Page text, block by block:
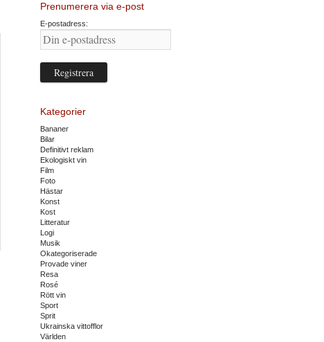
Prenumerera via e-post
E-postadress:
Kategorier
Bananer
Bilar
Definitivt reklam
Ekologiskt vin
Film
Foto
Hästar
Konst
Kost
Litteratur
Logi
Musik
Okategoriserade
Provade viner
Resa
Rosé
Rött vin
Sport
Sprit
Ukrainska vittofflor
Världen